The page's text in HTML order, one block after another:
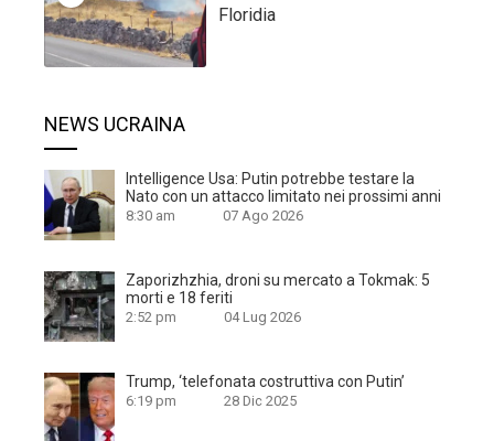
Floridia
NEWS UCRAINA
Intelligence Usa: Putin potrebbe testare la
Nato con un attacco limitato nei prossimi anni
8:30 am 07 Ago 2026
Zaporizhzhia, droni su mercato a Tokmak: 5
morti e 18 feriti
2:52 pm 04 Lug 2026
Trump, ‘telefonata costruttiva con Putin’
6:19 pm 28 Dic 2025